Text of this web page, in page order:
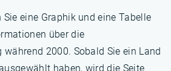
eine Graphik und eine Tabelle
über die
2000. Sobald Sie ein Land
haben, wird die Seite